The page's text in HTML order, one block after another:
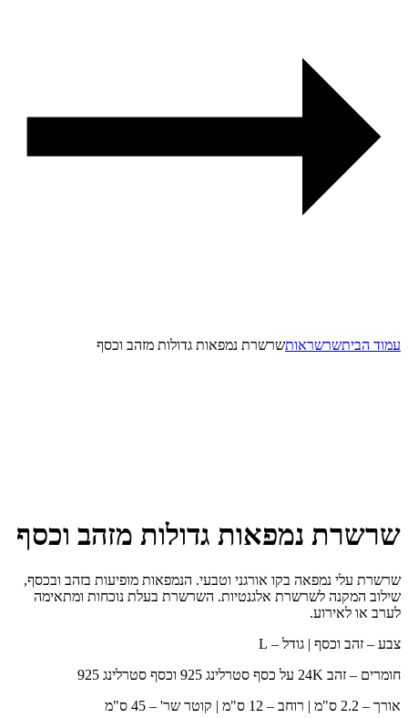
עמוד הביתשרשראותשרשרת נמפאות גדולות מזהב וכסף
שרשרת נמפאות גדולות מזהב וכסף
שרשרת עלי נמפאה בקו אורגני וטבעי. הנמפאות מופיעות בזהב ובכסף,
שילוב המקנה לשרשרת אלגנטיות. השרשרת בעלת נוכחות ומתאימה
לערב או לאירוע.
צבע – זהב וכסף | גודל – L
חומרים – זהב 24K על כסף סטרלינג 925 וכסף סטרלינג 925
אורך – 2.2 ס"מ | רוחב – 12 ס"מ | קוטר שר' – 45 ס"מ